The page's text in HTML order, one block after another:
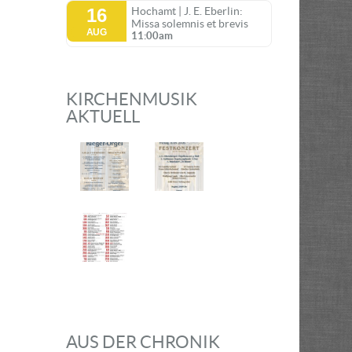
16
AUG
Hochamt | J. E. Eberlin:
Missa solemnis et brevis
11:00am
KIRCHENMUSIK
AKTUELL
AUS DER CHRONIK